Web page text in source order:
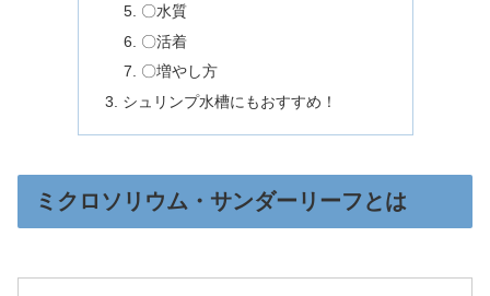
〇水質
〇活着
〇増やし方
シュリンプ水槽にもおすすめ！
ミクロソリウム・サンダーリーフとは